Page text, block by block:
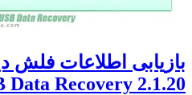
اطلاعات فلش
Data Recovery